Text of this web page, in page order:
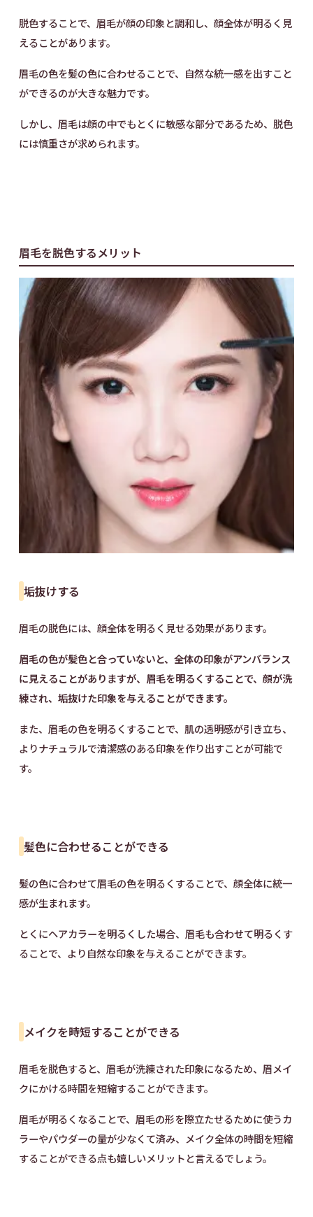
脱色することで、眉毛が顔の印象と調和し、顔全体が明るく見
えることがあります。
眉毛の色を髪の色に合わせることで、自然な統一感を出すこと
ができるのが大きな魅力です。
しかし、眉毛は顔の中でもとくに敏感な部分であるため、脱色
には慎重さが求められます。
眉毛を脱色するメリット
垢抜けする
眉毛の脱色には、顔全体を明るく見せる効果があります。
眉毛の色が髪色と合っていないと、全体の印象がアンバランス
に見えることがありますが、眉毛を明るくすることで、顔が洗
練され、垢抜けた印象を与えることができます。
また、眉毛の色を明るくすることで、肌の透明感が引き立ち、
よりナチュラルで清潔感のある印象を作り出すことが可能で
す。
髪色に合わせることができる
髪の色に合わせて眉毛の色を明るくすることで、顔全体に統一
感が生まれます。
とくにヘアカラーを明るくした場合、眉毛も合わせて明るくす
ることで、より自然な印象を与えることができます。
メイクを時短することができる
眉毛を脱色すると、眉毛が洗練された印象になるため、眉メイ
クにかける時間を短縮することができます。
眉毛が明るくなることで、眉毛の形を際立たせるために使うカ
ラーやパウダーの量が少なくて済み、メイク全体の時間を短縮
することができる点も嬉しいメリットと言えるでしょう。